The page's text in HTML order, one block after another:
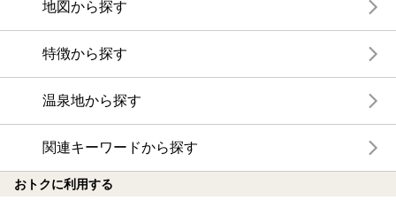
地図から探す
特徴から探す
温泉地から探す
関連キーワードから探す
おトクに利用する